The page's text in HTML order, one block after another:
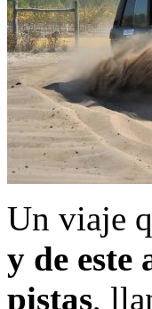
Un viaje
y de este
pistas,